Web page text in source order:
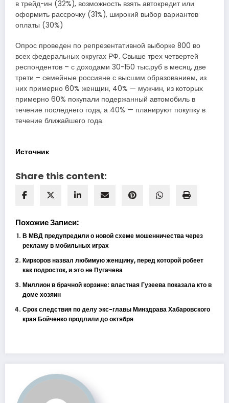
в трейд-ин (32%), возможность взять автокредит или
оформить рассрочку (31%), широкий выбор вариантов
оплаты (30%)
Опрос проведен по репрезентативной выборке 800 во
всех федеральных округах РФ. Свыше трех четвертей
респондентов – с доходами 30-150 тыс.руб в месяц, две
трети – семейные россияне с высшим образованием, из
них примерно 60% женщин, 40% — мужчин, из которых
примерно 60% покупали подержанный автомобиль в
течение последнего года, а 40% — планируют покупку в
течение ближайшего года.
Источник
Share this content:
Похожие Записи:
В МВД предупредили о новой схеме мошенничества через
рекламу в мобильных играх
Киркоров назвал любимую женщину, перед которой робеет
как подросток, и это не Пугачева
Миллион в брачной корзине: властная Гузеева показала кто в
доме хозяин
Срок следствия по делу экс-главы Минздрава Хабаровского
края Бойченко продлили до октября